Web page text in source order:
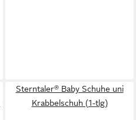
Sterntaler® Baby Schuhe uni
Krabbelschuh (1-tlg)